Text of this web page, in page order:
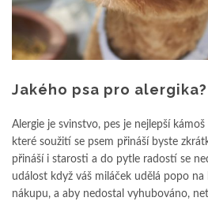
Jakého psa pro alergika?
Alergie je svinstvo, pes je nejlepší
které soužití se psem přináší byste
přináší i starosti a do pytle radostí se
událost když váš miláček udělá popo na
nákupu, a aby nedostal vyhubováno,